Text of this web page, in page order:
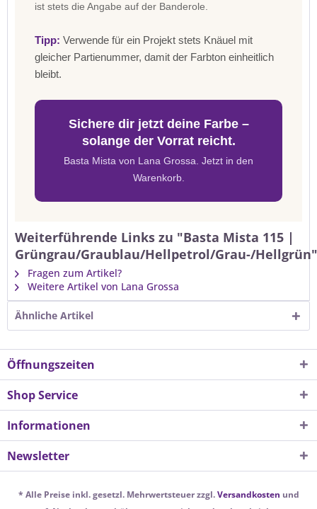
ist stets die Angabe auf der Banderole.
Tipp: Verwende für ein Projekt stets Knäuel mit
gleicher Partienummer, damit der Farbton einheitlich
bleibt.
Sichere dir jetzt deine Farbe –
solange der Vorrat reicht.
Basta Mista von Lana Grossa. Jetzt in den
Warenkorb.
Weiterführende Links zu "Basta Mista 115 |
Grüngrau/Graublau/Hellpetrol/Grau-/Hellgrün"
Fragen zum Artikel?
Weitere Artikel von Lana Grossa
Ähnliche Artikel
Öffnungszeiten
Shop Service
Informationen
Newsletter
* Alle Preise inkl. gesetzl. Mehrwertsteuer zzgl.Versandkosten und